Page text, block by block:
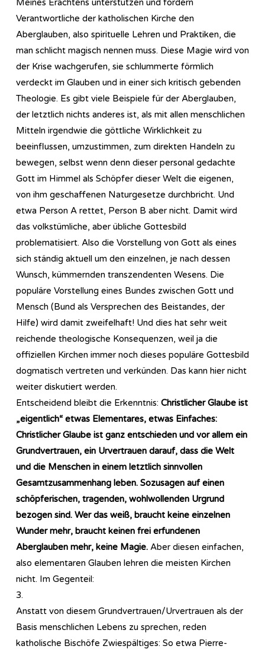
Meines Erachtens unterstützen und fördern
Verantwortliche der katholischen Kirche den
Aberglauben, also spirituelle Lehren und Praktiken, die
man schlicht magisch nennen muss. Diese Magie wird von
der Krise wachgerufen, sie schlummerte förmlich
verdeckt im Glauben und in einer sich kritisch gebenden
Theologie. Es gibt viele Beispiele für der Aberglauben,
der letztlich nichts anderes ist, als mit allen menschlichen
Mitteln irgendwie die göttliche Wirklichkeit zu
beeinflussen, umzustimmen, zum direkten Handeln zu
bewegen, selbst wenn denn dieser personal gedachte
Gott im Himmel als Schöpfer dieser Welt die eigenen,
von ihm geschaffenen Naturgesetze durchbricht. Und
etwa Person A rettet, Person B aber nicht. Damit wird
das volkstümliche, aber übliche Gottesbild
problematisiert. Also die Vorstellung von Gott als eines
sich ständig aktuell um den einzelnen, je nach dessen
Wunsch, kümmernden transzendenten Wesens. Die
populäre Vorstellung eines Bundes zwischen Gott und
Mensch (Bund als Versprechen des Beistandes, der
Hilfe) wird damit zweifelhaft! Und dies hat sehr weit
reichende theologische Konsequenzen, weil ja die
offiziellen Kirchen immer noch dieses populäre Gottesbild
dogmatisch vertreten und verkünden. Das kann hier nicht
weiter diskutiert werden.
Entscheidend bleibt die Erkenntnis: Christlicher Glaube ist
„eigentlich“ etwas Elementares, etwas Einfaches:
Christlicher Glaube ist ganz entschieden und vor allem ein
Grundvertrauen, ein Urvertrauen darauf, dass die Welt
und die Menschen in einem letztlich sinnvollen
Gesamtzusammenhang leben. Sozusagen auf einen
schöpferischen, tragenden, wohlwollenden Urgrund
bezogen sind. Wer das weiß, braucht keine einzelnen
Wunder mehr, braucht keinen frei erfundenen
Aberglauben mehr, keine Magie. Aber diesen einfachen,
also elementaren Glauben lehren die meisten Kirchen
nicht. Im Gegenteil:
3.
Anstatt von diesem Grundvertrauen/Urvertrauen als der
Basis menschlichen Lebens zu sprechen, reden
katholische Bischöfe Zwiespältiges: So etwa Pierre-